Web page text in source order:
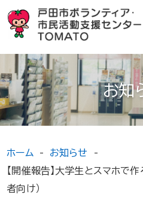
お知
ホーム
お知らせ
【開催報告】大学生とスマホで
者向け）